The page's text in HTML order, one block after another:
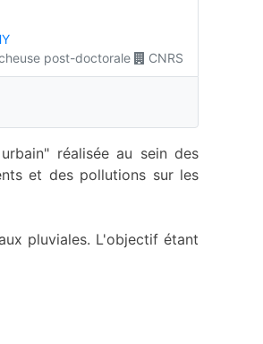
post-doctorale
CNRS
réalisée au sein des
et des pollutions sur les
pluviales. L'objectif étant